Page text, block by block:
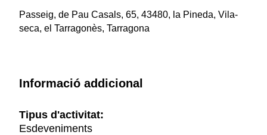
Passeig, de Pau Casals, 65, 43480, la Pineda, Vila-
seca, el Tarragonès, Tarragona
Informació addicional
Tipus d'activitat:
Esdeveniments